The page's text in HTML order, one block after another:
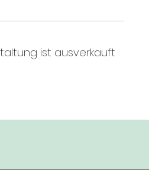
ist ausverkauft